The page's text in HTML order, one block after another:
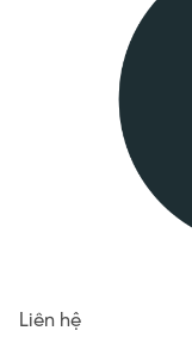
Liên hệ